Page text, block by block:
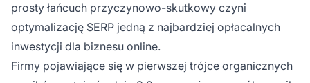
prosty łańcuch przyczynowo-skutkowy czyni
optymalizację SERP jedną z najbardziej opłacalnych
inwestycji dla biznesu online.
Firmy pojawiające się w pierwszej trójce organicznych